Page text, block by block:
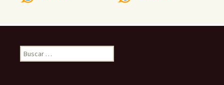
Buscar: